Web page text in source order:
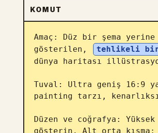
KOMUT
Amaç: Düz bir şema
gösterilen,
tehlikeli bir
dünya haritası
Tuval: Ultra geniş 16:9
painting tarzı,
Düzen ve coğrafya:
gösterin. Alt orta